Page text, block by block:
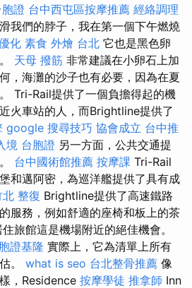
證 台中西屯區按摩推薦 經絡調理
我們的脖子，我在第一個下午燃燒
化 素食 外燴 台北 它也是黑色卵
天母 撥筋 非常建議在小卵石上加
，海灘的沙子也有必要，因為在夏
Tri-Rail提供了一個負擔得起的機
火車站的人，而Brightline提供了
google 搜尋技巧 協會成立 台中推
境 台胞證 另一方面，公共交通提
台中國術館推薦 按摩課 Tri-Rail
和邁阿密，為巡洋艦提供了具有成
北 整復 Brightline提供了高速鐵路
服務，例如舒適的座椅和板上的茶
旅館這是機場附近的絕佳機會。
證基隆 實際上，它為清單上所有
。 what is seo 台北整骨推薦 像
，Residence 按摩學徒 推拿師 Inn